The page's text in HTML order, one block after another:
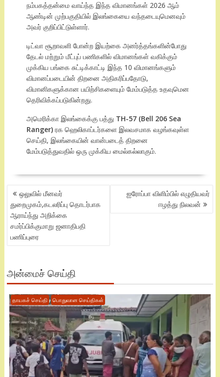
நம்பகத்தன்மை வாய்ந்த இந்த விமானங்கள் 2026 ஆம்
ஆண்டின் முற்பகுதியில் இலங்கையை வந்தடையுமெனவும்
அவர் குறிப்பிட்டுள்ளார்.
டிட்வா சூறாவளி போன்ற இயற்கை அனர்த்தங்களின்போது
தேடல் மற்றும் மீட்புப் பணிகளில் விமானங்கள் வகிக்கும்
முக்கிய பங்கை சுட்டிக்காட்டி இந்த 10 விமானங்களும்
விமானப்படையின் திறனை அதிகரிப்பதோடு,
விமானிகளுக்கான பயிற்சிகளையும் மேம்படுத்த உதவுமென
தெரிவிக்கப்படுகின்றது.
அமெரிக்கா இலங்கைக்கு பத்து TH-57 (Bell 206 Sea
Ranger)ரக ஹெலிகாப்டர்களை இலவசமாக வழங்கவுள்ள
செய்தி, இலங்கையின் வான்படைத் திறனை
மேம்படுத்துவதில் ஒரு முக்கிய மைல்கல்லாகும்.
POST
NAVIGATION
ஒலுவில் மீனவர்
துறைமுகம்,கடலரிப்பு தொடர்பாக
ஆராய்ந்து அறிக்கை
சமர்ப்பிக்குமாறு ஜனாதிபதி
பணிப்புரை
ஐரோப்பா விளிம்பில் எழுதியவர்
ஈழத்து நிலவன்
அன்மைச் செய்தி
தாயகச் செய்தி பொதுவான செய்திகள்